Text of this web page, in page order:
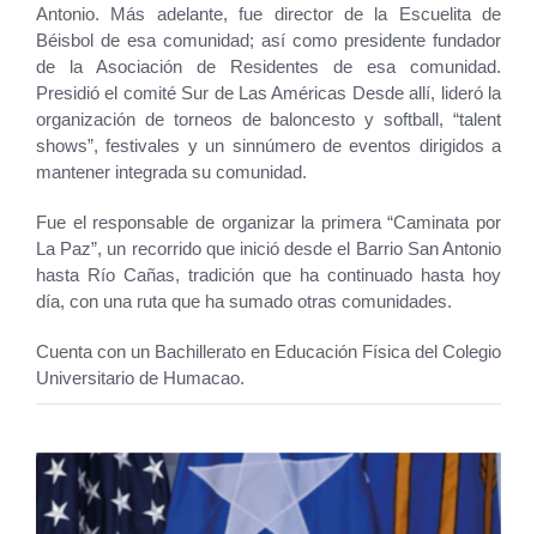
Antonio. Más adelante, fue director de la Escuelita de
Béisbol de esa comunidad; así como presidente fundador
de la Asociación de Residentes de esa comunidad.
Presidió el comité Sur de Las Américas Desde allí, lideró la
organización de torneos de baloncesto y softball, “talent
shows”, festivales y un sinnúmero de eventos dirigidos a
mantener integrada su comunidad.
Fue el responsable de organizar la primera “Caminata por
La Paz”, un recorrido que inició desde el Barrio San Antonio
hasta Río Cañas, tradición que ha continuado hasta hoy
día, con una ruta que ha sumado otras comunidades.
Cuenta con un Bachillerato en Educación Física del Colegio
Universitario de Humacao.